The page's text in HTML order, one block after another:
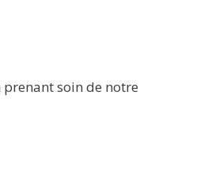
prenant soin de notre